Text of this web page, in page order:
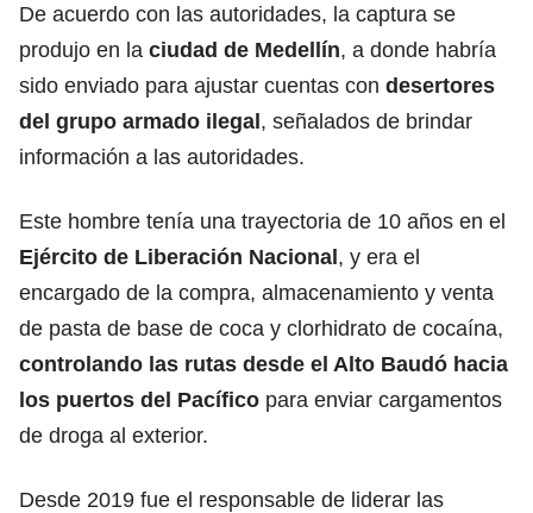
De acuerdo con las autoridades, la captura se
produjo en la ciudad de Medellín, a donde habría
sido enviado para ajustar cuentas con desertores
del grupo armado ilegal, señalados de brindar
información a las autoridades.
Este hombre tenía una trayectoria de 10 años en el
Ejército de Liberación Nacional, y era el
encargado de la compra, almacenamiento y venta
de pasta de base de coca y clorhidrato de cocaína,
controlando las rutas desde el Alto Baudó hacia
los puertos del Pacífico para enviar cargamentos
de droga al exterior.
Desde 2019 fue el responsable de liderar las